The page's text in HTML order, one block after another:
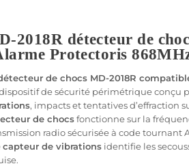
2018R détecteur de
Protectoris
de chocs MD-2018R
de sécurité périmétrique conçu
, impacts et tentatives d’effraction
de chocsfonctionne sur la
radio sécurisée à code tournant
capteur de vibrationsidentifie les